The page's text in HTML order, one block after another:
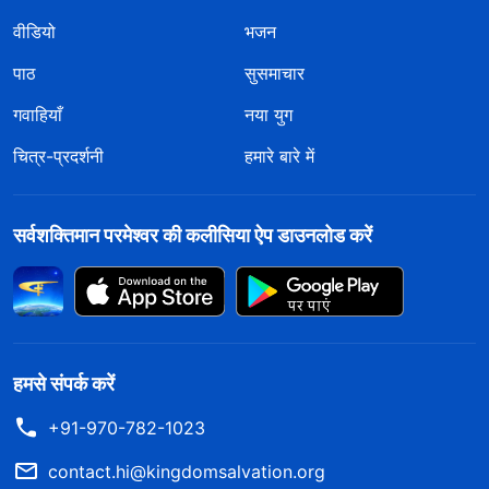
वीडियो
भजन
पाठ
सुसमाचार
गवाहियाँ
नया युग
चित्र-प्रदर्शनी
हमारे बारे में
सर्वशक्तिमान परमेश्वर की कलीसिया ऐप डाउनलोड करें
हमसे संपर्क करें
+91-970-782-1023
contact.hi@kingdomsalvation.org